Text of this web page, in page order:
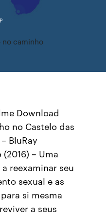
no caminho
Download
no Castelo das
BluRay
– Uma
reexaminar seu
sexual e as
si mesma
a seus